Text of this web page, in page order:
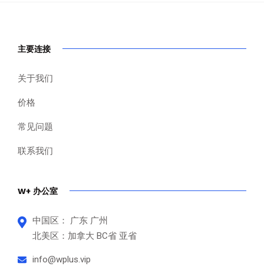
主要连接
关于我们
价格
常见问题
联系我们
W+ 办公室
中国区： 广东 广州
北美区：加拿大 BC省 亚省
info@wplus.vip